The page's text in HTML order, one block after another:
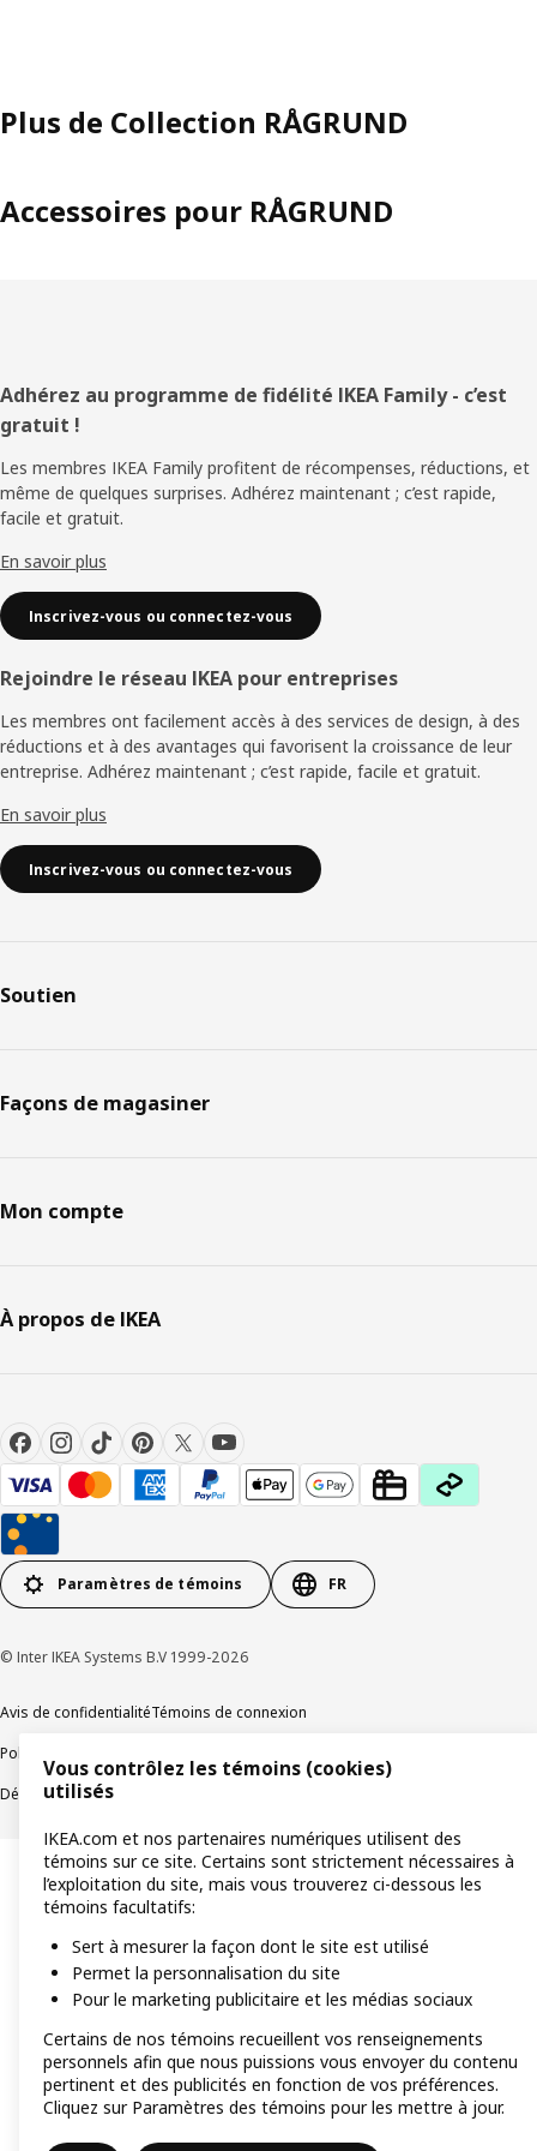
Plus de Collection RÅGRUND
Accessoires pour RÅGRUND
Pied
de
page
Adhérez au programme de fidélité IKEA Family - c’est
gratuit !
Les membres IKEA Family profitent de récompenses, réductions, et
même de quelques surprises. Adhérez maintenant ; c’est rapide,
facile et gratuit.
En savoir plus
Inscrivez-vous ou connectez-vous
Rejoindre le réseau IKEA pour entreprises
Les membres ont facilement accès à des services de design, à des
réductions et à des avantages qui favorisent la croissance de leur
entreprise. Adhérez maintenant ; c’est rapide, facile et gratuit.
En savoir plus
Inscrivez-vous ou connectez-vous
Soutien
Façons de magasiner
Mon compte
À propos de IKEA
Paramètres de témoins FR
© Inter IKEA Systems B.V 1999-2026
Avis de confidentialitéTémoins de connexion
Politique de divulgation responsable
Déclaration sur le travail forcé et les enfants
Vous contrôlez les témoins (cookies)
utilisés
IKEA.com et nos partenaires numériques utilisent des
témoins sur ce site. Certains sont strictement nécessaires à
l’exploitation du site, mais vous trouverez ci-dessous les
témoins facultatifs:
Sert à mesurer la façon dont le site est utilisé
Permet la personnalisation du site
Pour le marketing publicitaire et les médias sociaux
Certains de nos témoins recueillent vos renseignements
personnels afin que nous puissions vous envoyer du contenu
pertinent et des publicités en fonction de vos préférences.
Cliquez sur Paramètres des témoins pour les mettre à jour.